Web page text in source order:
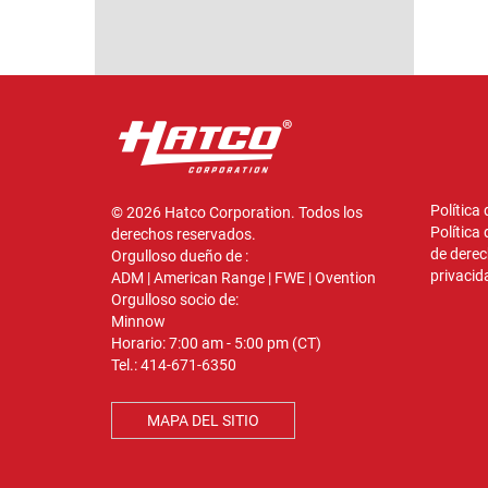
© 2026 Hatco Corporation. Todos los
derechos reservados.
Orgulloso dueño de :
ADM |American Range | FWE |Ovention
Orgulloso socio de:
Minnow
Horario: 7:00 am - 5:00 pm (CT)
Tel.:414-671-6350
MAPA DEL SITIO
Política
Política
de